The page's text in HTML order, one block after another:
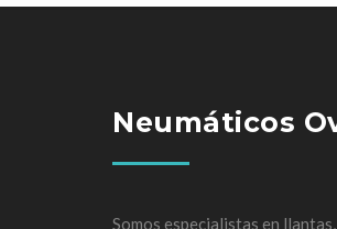
Neumáticos
Somos especialistas en